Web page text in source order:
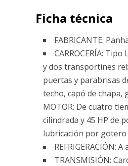
Ficha técnica
FABRICANTE:
CARROCERÍA:
y dos transportines
puertas y parabrisas
techo, capó de chapa,
MOTOR: De cuatro
cilindrada y 45 HP de
lubricación por gotero
REFRIGERACIÓN:
TRANSMISIÓN: